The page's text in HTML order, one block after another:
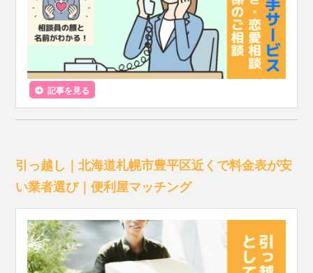
記事を見る
引っ越し｜北海道札幌市豊平区近くで料金表が安
い業者選び｜便利屋マッチング